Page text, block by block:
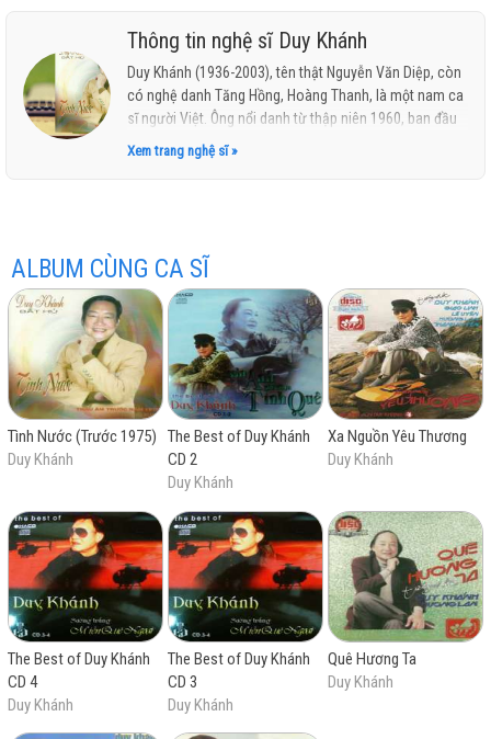
Cho con vui để gọi là quà,
Ba chỉ còn niềm tin sau cuối con hãy chăm chỉ học nên
người.
Nơi miền xa Ba vui.
Thông tin nghệ sĩ Duy Khánh
Duy Khánh (1936-2003), tên thật Nguyễn Văn Diệp, còn
có nghệ danh Tăng Hồng, Hoàng Thanh, là một nam ca
sĩ người Việt. Ông nổi danh từ thập niên 1960, ban đầu
với những bài hát mang âm hưởng dân ca và "dân ca
mới" của Phạm Duy, nhạc về quê hương, về sau ông
Ông còn được biết đến như một nhạc sĩ tài năng với
hơn 30 ca khúc, nổi tiếng phải kể đến Thương về miền
Trung, Lối về đất mẹ, Ai ra xứ Huế, Xin anh giữ trọn tình
quê...
Duy Khánh sinh năm 1936 tại Làng An Cư - Xã Triệu
Phước - Huyện Triệu Phong - Quảng Trị, là con áp út
trong một gia đình vọng tộc gốc thuộc dòng dõi Quận
công Nguyễn Văn Tường, Phụ chánh đại thần triều
Nguyễn. Dòng họ Nguyễn này có vợ của Trung tướng
Hoàng Xuân Lãm.
Xem trang nghệ sĩ »
ALBUM CÙNG CA SĨ
Tình Nước (Trước 1975)
Duy Khánh
The Best of Duy Khánh
CD 2
Duy Khánh
Xa Nguồn Yêu Thương
Duy Khánh
The Best of Duy Khánh
CD 4
Duy Khánh
The Best of Duy Khánh
CD 3
Duy Khánh
Quê Hương Ta
Duy Khánh